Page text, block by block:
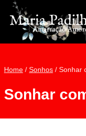
Pular
para
Conteúdo
Home / Sonhos / Sonhar
Sonhar